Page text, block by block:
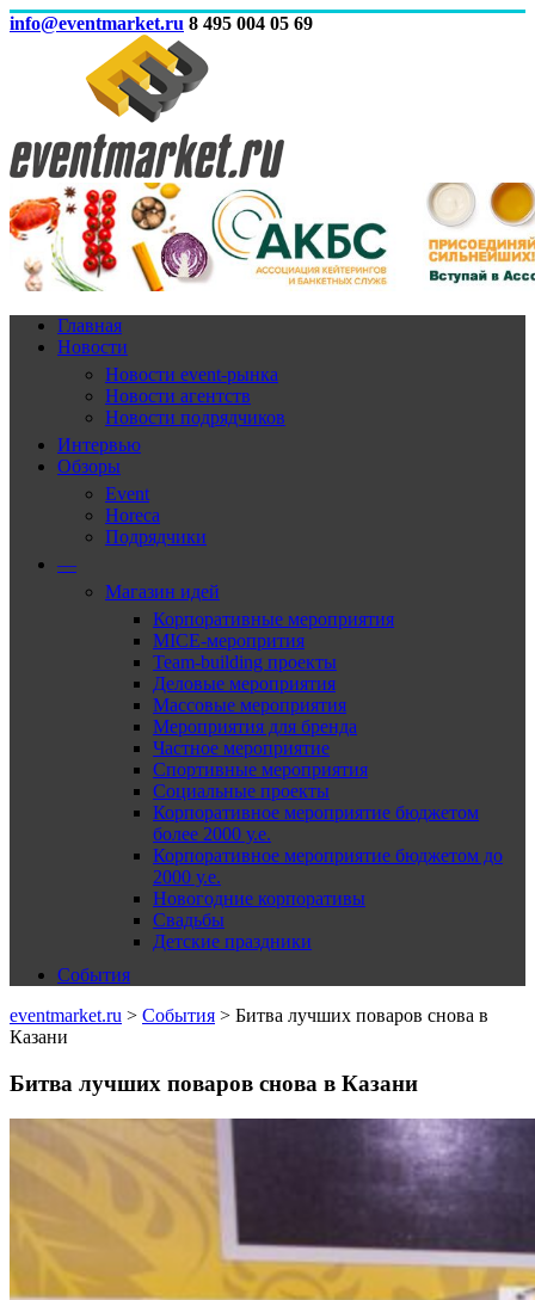
info@eventmarket.ru 8 495 004 05 69
Главная
Новости
Новости event-рынка
Новости агентств
Новости подрядчиков
Интервью
Обзоры
Event
Horeca
Подрядчики
—
Магазин идей
Корпоративные мероприятия
MICE-меропрития
Team-building проекты
Деловые мероприятия
Массовые мероприятия
Мероприятия для бренда
Частное мероприятие
Спортивные мероприятия
Социальные проекты
Корпоративное мероприятие бюджетом
более 2000 у.е.
Корпоративное мероприятие бюджетом до
2000 у.е.
Новогодние корпоративы
Свадьбы
Детские праздники
События
eventmarket.ru > События > Битва лучших поваров снова в
Казани
Битва лучших поваров снова в Казани